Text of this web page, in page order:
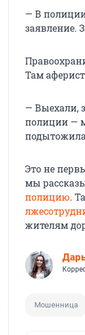
— В
заявление.
Там
— Выехали,
полиции —
Это не
мы
полицию.
жителям
Мошенница